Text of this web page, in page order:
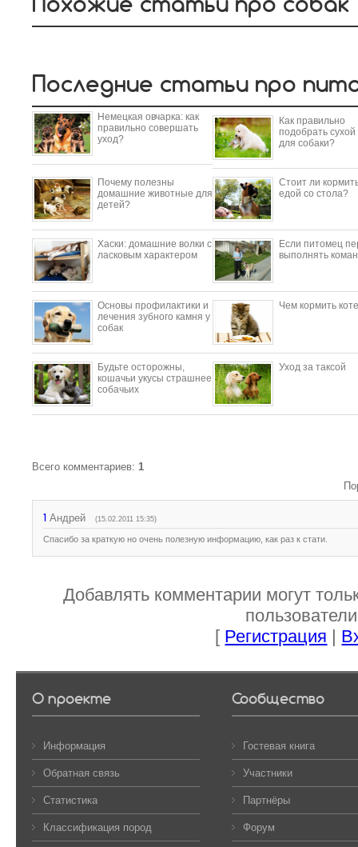
Последние статьи про
Немецкая овчарка: как
правильно совершать
уход?
Как правильно
подобрать сухой
для собаки?
Почему полезны
домашние животные для
детей?
Стоит ли
едой со стола?
​Хаски: домашние волки с
ласковым характером
Если питомец
выполнять
Основы профилактики и
лечения зубного камня у
собак
Чем кормить
Будьте осторожны,
кошачьи укусы страшнее
собачьих
Уход за таксой
Всего комментариев: 1
1 Андрей (15.02.2011 15:35)
Спасибо за краткую но очень полезную информацию, как раз к стати.
Добавлять комментарии могут
[ Регистрация |
О проекте
Информация
Обратная связь
Статистика
Классификация пород
Сообщество
Гостевая книга
Участники
Партнёры
Форум